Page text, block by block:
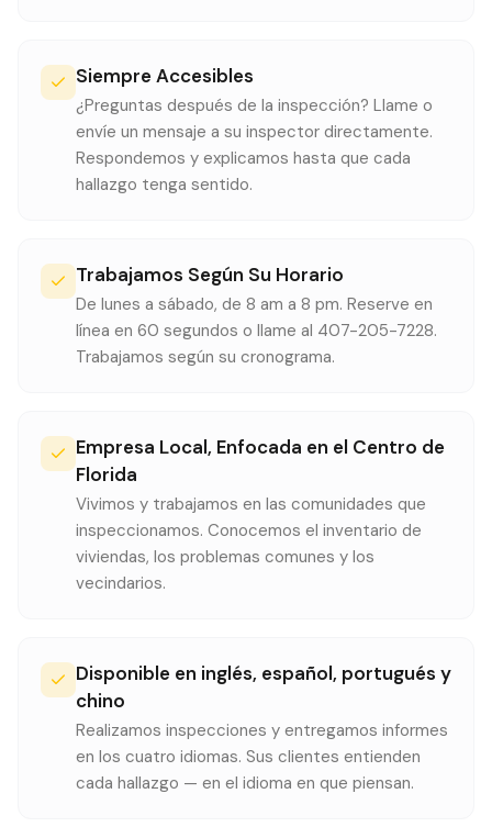
Siempre Accesibles
¿Preguntas después de la inspección? Llame o
envíe un mensaje a su inspector directamente.
Respondemos y explicamos hasta que cada
hallazgo tenga sentido.
Trabajamos Según Su Horario
De lunes a sábado, de 8 am a 8 pm. Reserve en
línea en 60 segundos o llame al 407-205-7228.
Trabajamos según su cronograma.
Empresa Local, Enfocada en el Centro de
Florida
Vivimos y trabajamos en las comunidades que
inspeccionamos. Conocemos el inventario de
viviendas, los problemas comunes y los
vecindarios.
Disponible en inglés, español, portugués y
chino
Realizamos inspecciones y entregamos informes
en los cuatro idiomas. Sus clientes entienden
cada hallazgo — en el idioma en que piensan.